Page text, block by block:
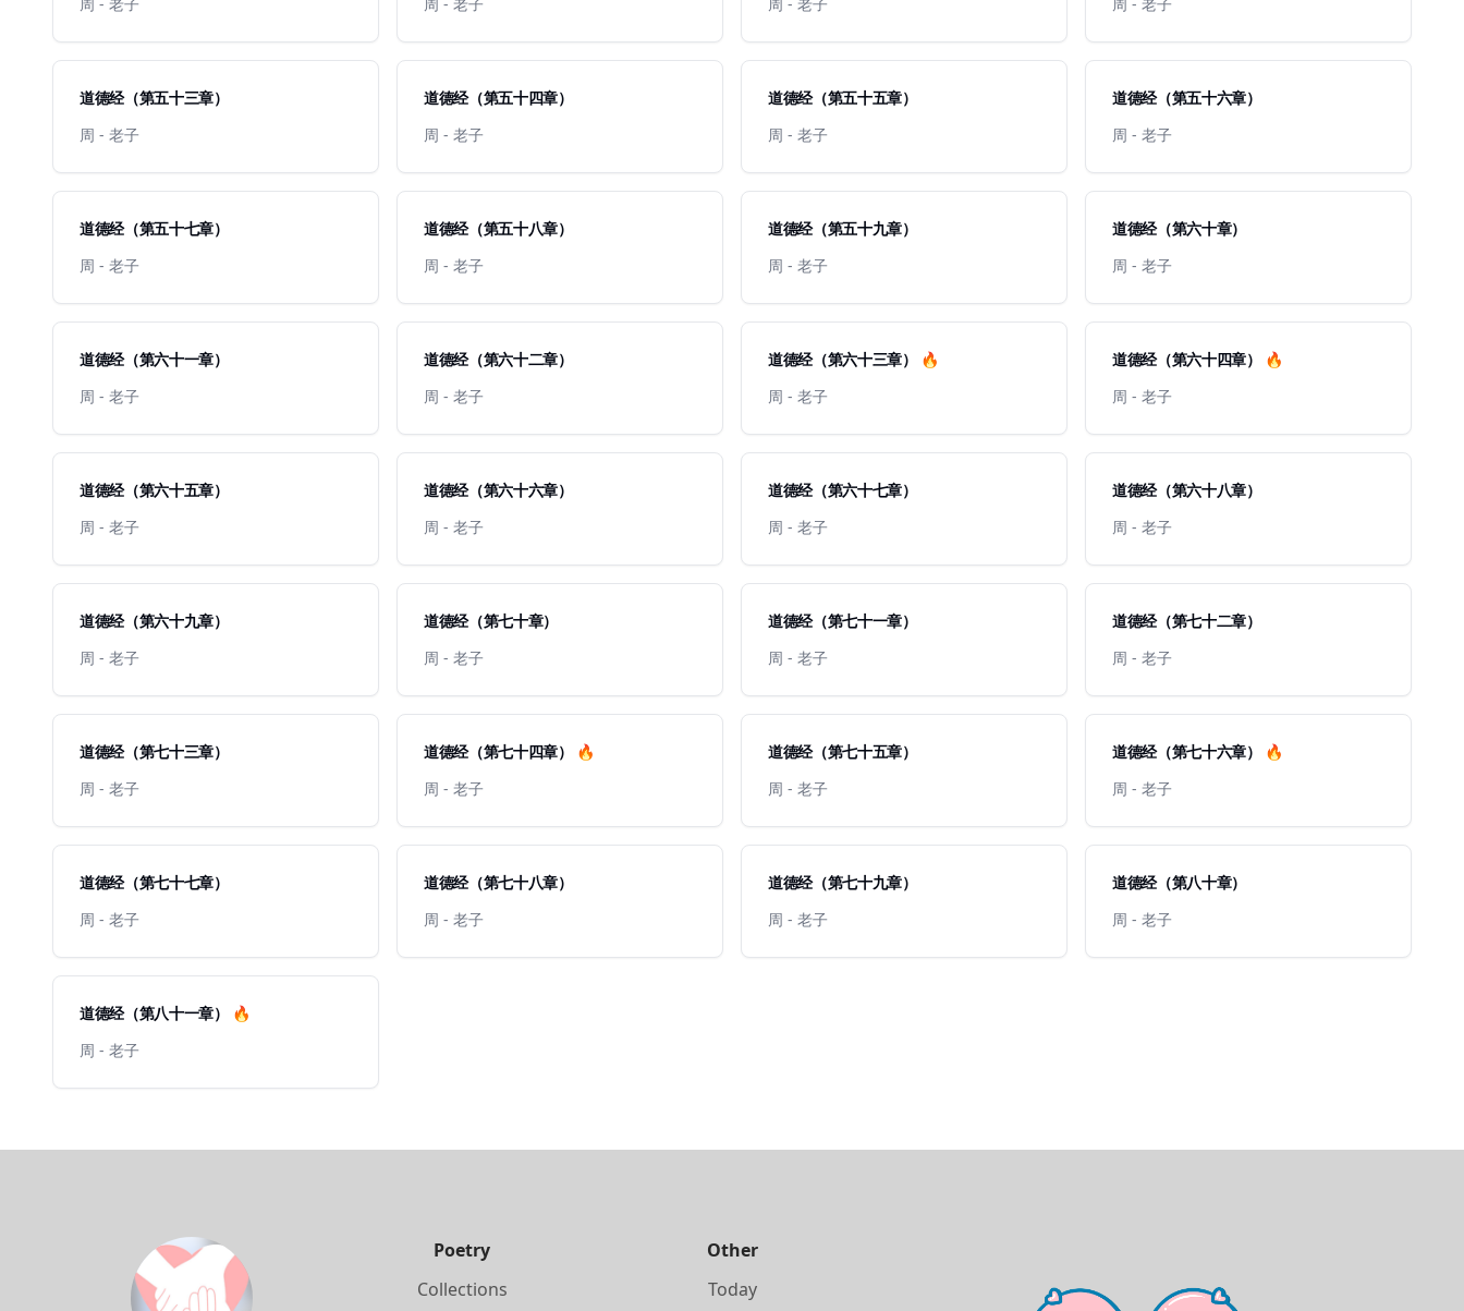
道德经（第五十三章）
周 - 老子
道德经（第五十四章）
周 - 老子
道德经（第五十五章）
周 - 老子
道德经（第五十六章）
周 - 老子
道德经（第五十七章）
周 - 老子
道德经（第五十八章）
周 - 老子
道德经（第五十九章）
周 - 老子
道德经（第六十章）
周 - 老子
道德经（第六十一章）
周 - 老子
道德经（第六十二章）
周 - 老子
道德经（第六十三章） 🔥
周 - 老子
道德经（第六十四章） 🔥
周 - 老子
道德经（第六十五章）
周 - 老子
道德经（第六十六章）
周 - 老子
道德经（第六十七章）
周 - 老子
道德经（第六十八章）
周 - 老子
道德经（第六十九章）
周 - 老子
道德经（第七十章）
周 - 老子
道德经（第七十一章）
周 - 老子
道德经（第七十二章）
周 - 老子
道德经（第七十三章）
周 - 老子
道德经（第七十四章） 🔥
周 - 老子
道德经（第七十五章）
周 - 老子
道德经（第七十六章） 🔥
周 - 老子
道德经（第七十七章）
周 - 老子
道德经（第七十八章）
周 - 老子
道德经（第七十九章）
周 - 老子
道德经（第八十章）
周 - 老子
道德经（第八十一章） 🔥
周 - 老子
Poetry
Collections
Other
Today